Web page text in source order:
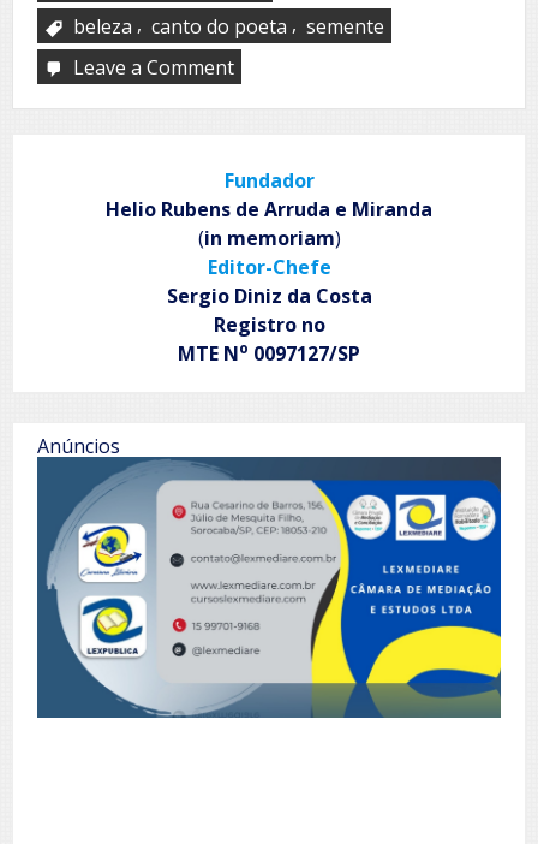
beleza , canto do poeta , semente
Leave a Commenton
Fundador
Helio Rubens de Arruda e Miranda
(in memoriam)
Editor-Chefe
Sergio Diniz da Costa
Registro no
MTE No 0097127/SP
Anúncios